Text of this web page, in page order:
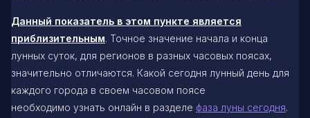
Данный показатель в этом пункте является
приблизительным. Точное значение начала и конца
лунных суток, для регионов в разных часовых поясах,
значительно отличаются. Какой сегодня лунный день для
каждого города в своем часовом поясе
необходимо узнать онлайн в разделе фаза луны сегодня.